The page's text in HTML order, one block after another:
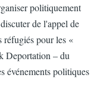
politiquement
de l'appel de
réfugiés pour les «
Deportation – du
événements politiques